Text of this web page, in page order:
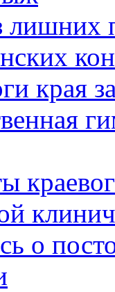
лишних
края
о